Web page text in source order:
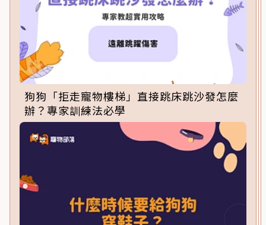
狗狗「拒走寵物樓梯」直接跳床跳沙發怎麼
辦？專家訓練法必學